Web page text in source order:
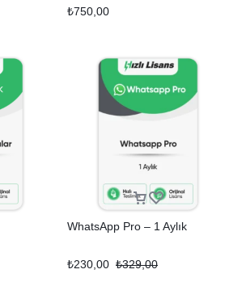
₺750,00
WhatsApp Pro – 1 Aylık
₺230,00 ₺329,00